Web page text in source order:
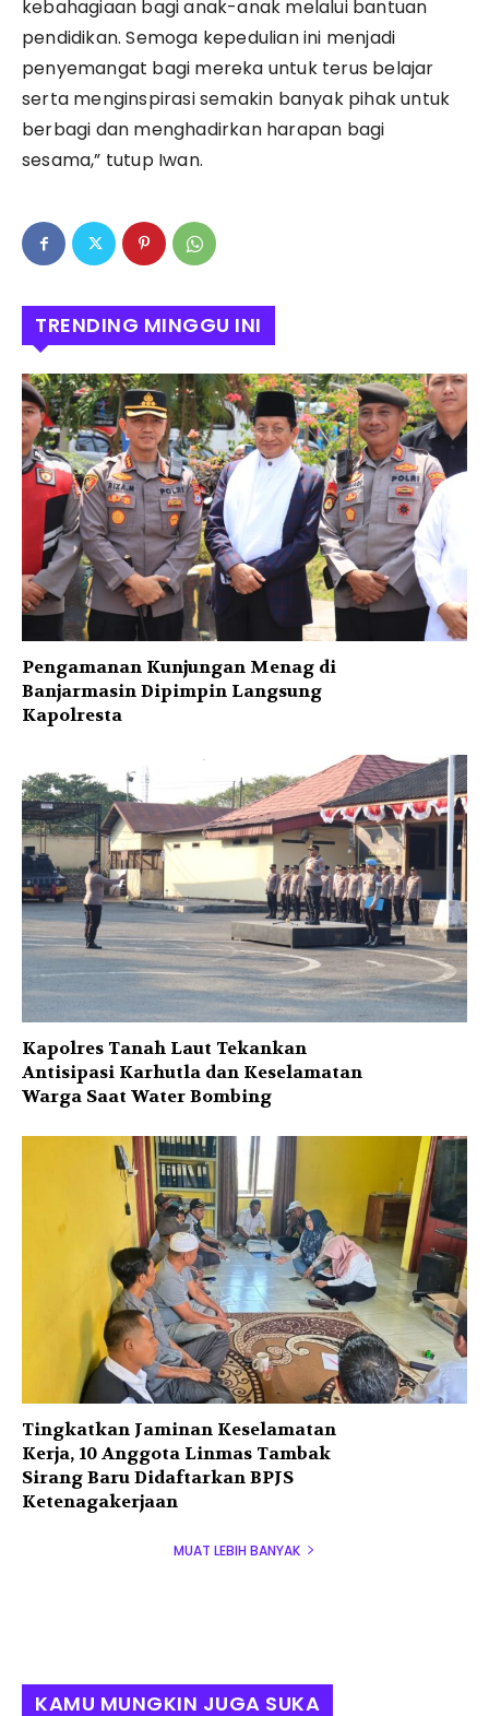
kebahagiaan bagi anak-anak melalui bantuan
pendidikan. Semoga kepedulian ini menjadi
penyemangat bagi mereka untuk terus belajar
serta menginspirasi semakin banyak pihak untuk
berbagi dan menghadirkan harapan bagi
sesama,” tutup Iwan.
TRENDING MINGGU INI
Pengamanan Kunjungan Menag di
Banjarmasin Dipimpin Langsung
Kapolresta
Kapolres Tanah Laut Tekankan
Antisipasi Karhutla dan Keselamatan
Warga Saat Water Bombing
Tingkatkan Jaminan Keselamatan
Kerja, 10 Anggota Linmas Tambak
Sirang Baru Didaftarkan BPJS
Ketenagakerjaan
MUAT LEBIH BANYAK
KAMU MUNGKIN JUGA SUKA